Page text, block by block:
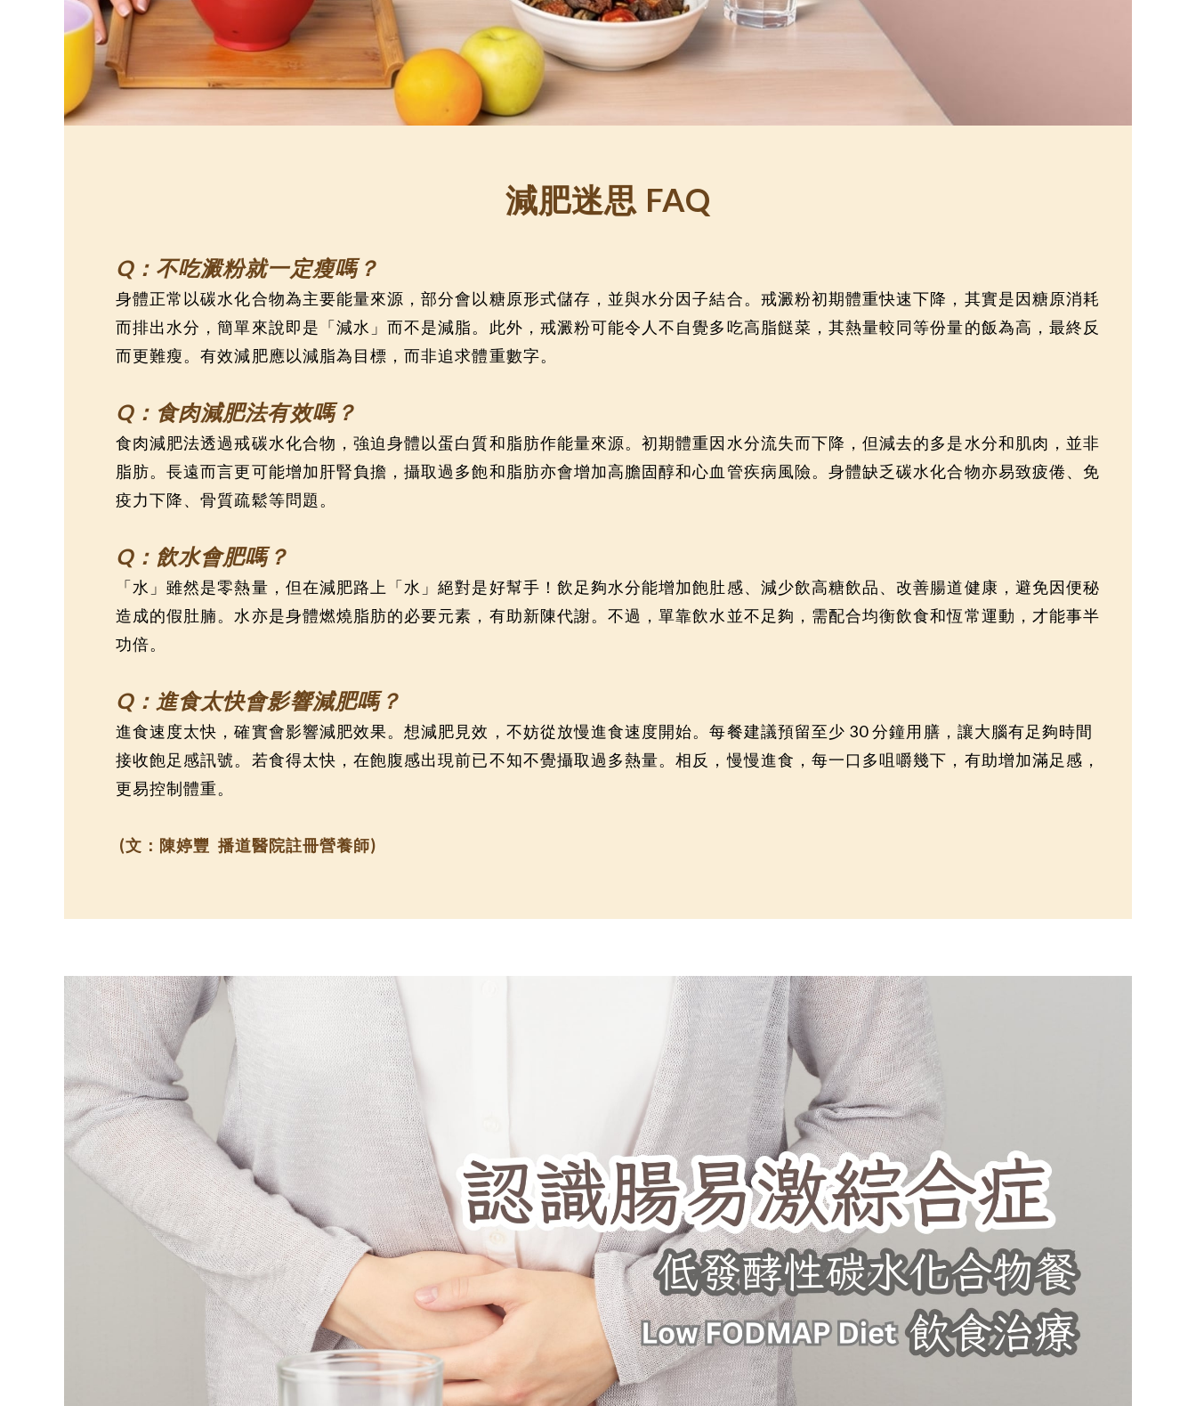
減肥迷思 FAQ
Q：不吃澱粉就一定瘦嗎？
身體正常以碳水化合物為主要能量來源，部分會以糖原形式儲存，並與水分因子結合。戒澱粉初期體重快速下降，其實是因糖原消耗
而排出水分，簡單來說即是「減水」而不是減脂。此外，戒澱粉可能令人不自覺多吃高脂餸菜，其熱量較同等份量的飯為高，最終反
而更難瘦。有效減肥應以減脂為目標，而非追求體重數字。
Q：食肉減肥法有效嗎？
食肉減肥法透過戒碳水化合物，強迫身體以蛋白質和脂肪作能量來源。初期體重因水分流失而下降，但減去的多是水分和肌肉，並非
脂肪。長遠而言更可能增加肝腎負擔，攝取過多飽和脂肪亦會增加高膽固醇和心血管疾病風險。身體缺乏碳水化合物亦易致疲倦、免
疫力下降、骨質疏鬆等問題。
Q：飲水會肥嗎？
「水」雖然是零熱量，但在減肥路上「水」絕對是好幫手！飲足夠水分能增加飽肚感、減少飲高糖飲品、改善腸道健康，避免因便秘
造成的假肚腩。水亦是身體燃燒脂肪的必要元素，有助新陳代謝。不過，單靠飲水並不足夠，需配合均衡飲食和恆常運動，才能事半
功倍。
Q：進食太快會影響減肥嗎？
進食速度太快，確實會影響減肥效果。想減肥見效，不妨從放慢進食速度開始。每餐建議預留至少 30 分鐘用膳，讓大腦有足夠時間
接收飽足感訊號。若食得太快，在飽腹感出現前已不知不覺攝取過多熱量。相反，慢慢進食，每一口多咀嚼幾下，有助增加滿足感，
更易控制體重。
(文：陳婷豐 播道醫院註冊營養師)